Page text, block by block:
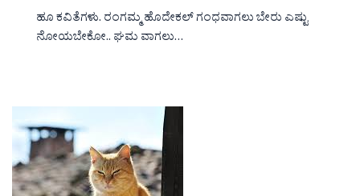
ಹೂ ಕವಿತೆಗಳು. ರಂಗಮ್ಮ ಹೊದೇಕಲ್ ಗಂಧವಾಗಲು ಬೇರು ಎಷ್ಟು
ನೋಯಬೇಕೋ.. ಘಮ ವಾಗಲು…